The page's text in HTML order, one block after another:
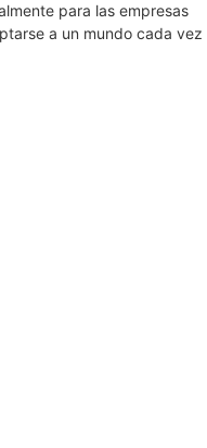
para las empresas
a un mundo cada vez